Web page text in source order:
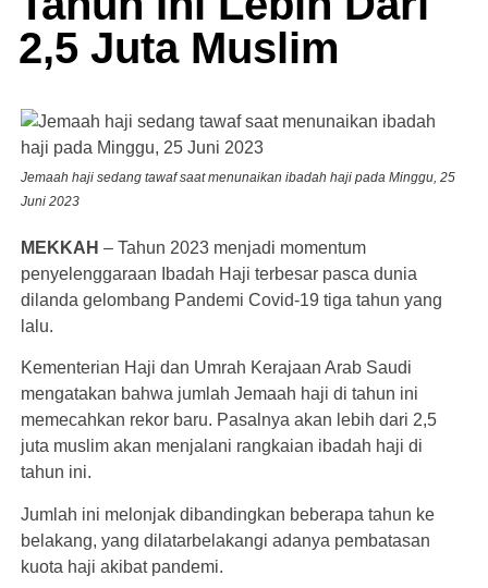
2,5 Juta Muslim
Jemaah haji sedang tawaf saat menunaikan ibadah haji pada Minggu, 25
Juni 2023
MEKKAH – Tahun 2023 menjadi momentum
penyelenggaraan Ibadah Haji terbesar pasca dunia
dilanda gelombang Pandemi Covid-19 tiga tahun yang
lalu.
Kementerian Haji dan Umrah Kerajaan Arab Saudi
mengatakan bahwa jumlah Jemaah haji di tahun ini
memecahkan rekor baru. Pasalnya akan lebih dari 2,5
juta muslim akan menjalani rangkaian ibadah haji di
tahun ini.
Jumlah ini melonjak dibandingkan beberapa tahun ke
belakang, yang dilatarbelakangi adanya pembatasan
kuota haji akibat pandemi.